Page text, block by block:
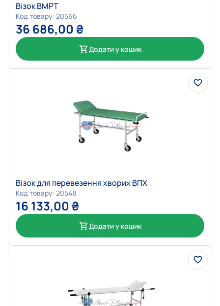
Візок ВМРТ
Код товару: 20566
36 686,00 ₴
Додати у кошик
Візок для перевезення хворих ВПХ
Код товару: 20548
16 133,00 ₴
Додати у кошик